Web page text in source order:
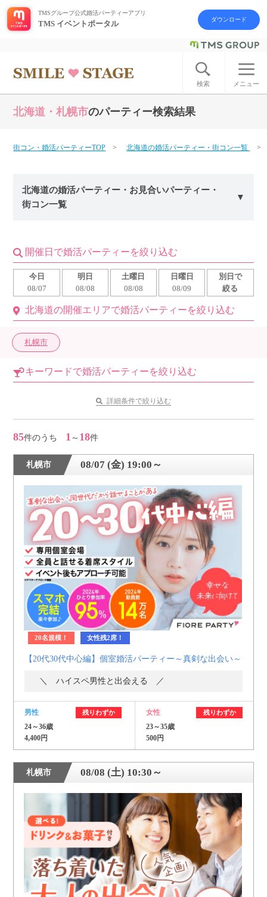
ログイン アカウント登録
はじめての方へ
今週の婚活パーティー
よくあるご質問
お問い合わせ
利用規約
個人情報保護方針launch
子どもの安全基準に関するポリシー
公式アカウントで最新情報を配信中！
PR
約1,300店の中から
おすすめの優良結婚相談所をご紹介
個人情報保護のため
プライバシーマークを
取得しております
TMSグループ公式婚活パーティーアプリ
TMS イベントポータル ダウンロード
検索 メニュー
北海道・札幌市のパーティー検索結果
街コン・婚活パーティーTOP 北海道の婚活パーティー・街コン一覧
北海道の婚活パーティー・お見合いパーティー・
街コン一覧
開催日で婚活パーティーを絞り込む
今日
08/07
明日
08/08
土曜日
08/08
日曜日
08/09
別日で
絞る
北海道の開催エリアで婚活パーティーを絞り込む
札幌市
キーワードで婚活パーティーを絞り込む
詳細条件で絞り込む
85件のうち 1 ～ 18件
札幌市 08/07 (金) 19:00～
20名規模！ 女性残2席！
【20代30代中心編】個室婚活パーティー～真剣な出会い～
＼ ハイスペ男性と出会える ／
男性 残りわずか
24～36歳
4,400円
女性 残りわずか
23～35歳
500円
札幌市 08/08 (土) 10:30～